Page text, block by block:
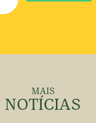
MAIS
NOTÍCIAS